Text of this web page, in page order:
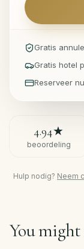
Gratis
Gratis hotel
Reserveer
4.94★
beoordeling
Hulp nodig? Neem
You might